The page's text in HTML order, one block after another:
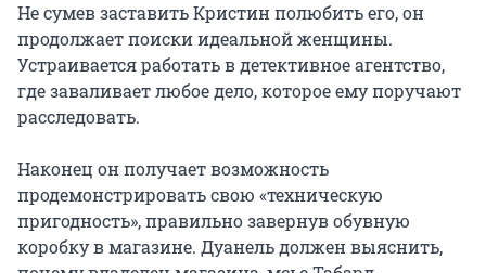
Не сумев заставить Кристин полюбить его, он
продолжает поиски идеальной женщины.
Устраивается работать в детективное агентство,
где заваливает любое дело, которое ему поручают
расследовать.
Наконец он получает возможность
продемонстрировать свою «техническую
пригодность», правильно завернув обувную
коробку в магазине. Дуанель должен выяснить,